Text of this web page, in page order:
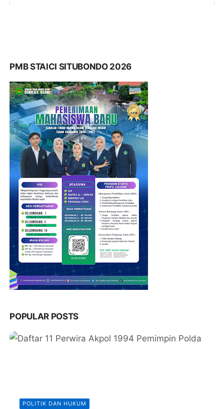
PMB STAICI SITUBONDO 2026
POPULAR POSTS
POLITIK DAN HUKUM